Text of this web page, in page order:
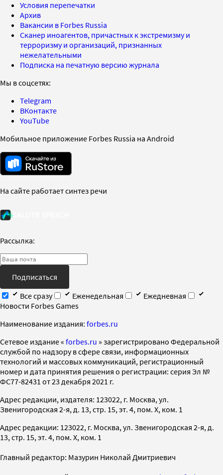
Условия перепечатки
Архив
Вакансии в Forbes Russia
Сканер иноагентов, причастных к экстремизму и
терроризму и организаций, признанных
нежелательными
Подписка на печатную версию журнала
Мы в соцсетях:
Telegram
ВКонтакте
YouTube
Мобильное приложение Forbes Russia на Android
На сайте работает синтез речи
Рассылка:
Подписаться
Все сразу
Еженедельная
Ежедневная
Новости Forbes Games
Наименование издания: forbes.ru
Cетевое издание « forbes.ru » зарегистрировано Федеральной
службой по надзору в сфере связи, информационных
технологий и массовых коммуникаций, регистрационный
номер и дата принятия решения о регистрации: серия Эл №
ФС77-82431 от 23 декабря 2021 г.
Адрес редакции, издателя: 123022, г. Москва, ул.
Звенигородская 2-я, д. 13, стр. 15, эт. 4, пом. X, ком. 1
Адрес редакции: 123022, г. Москва, ул. Звенигородская 2-я, д.
13, стр. 15, эт. 4, пом. X, ком. 1
Главный редактор: Мазурин Николай Дмитриевич